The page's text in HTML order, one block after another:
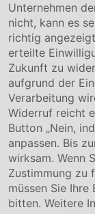
AGB
Unternehmen
nicht, kann es
richtig
erteilte
Zukunft zu
aufgrund der
Verarbeitung
Widerruf reicht
Button „Nein,
anpassen. Bis
wirksam. Wenn
Zustimmung zu
müssen Sie
bitten. Weitere